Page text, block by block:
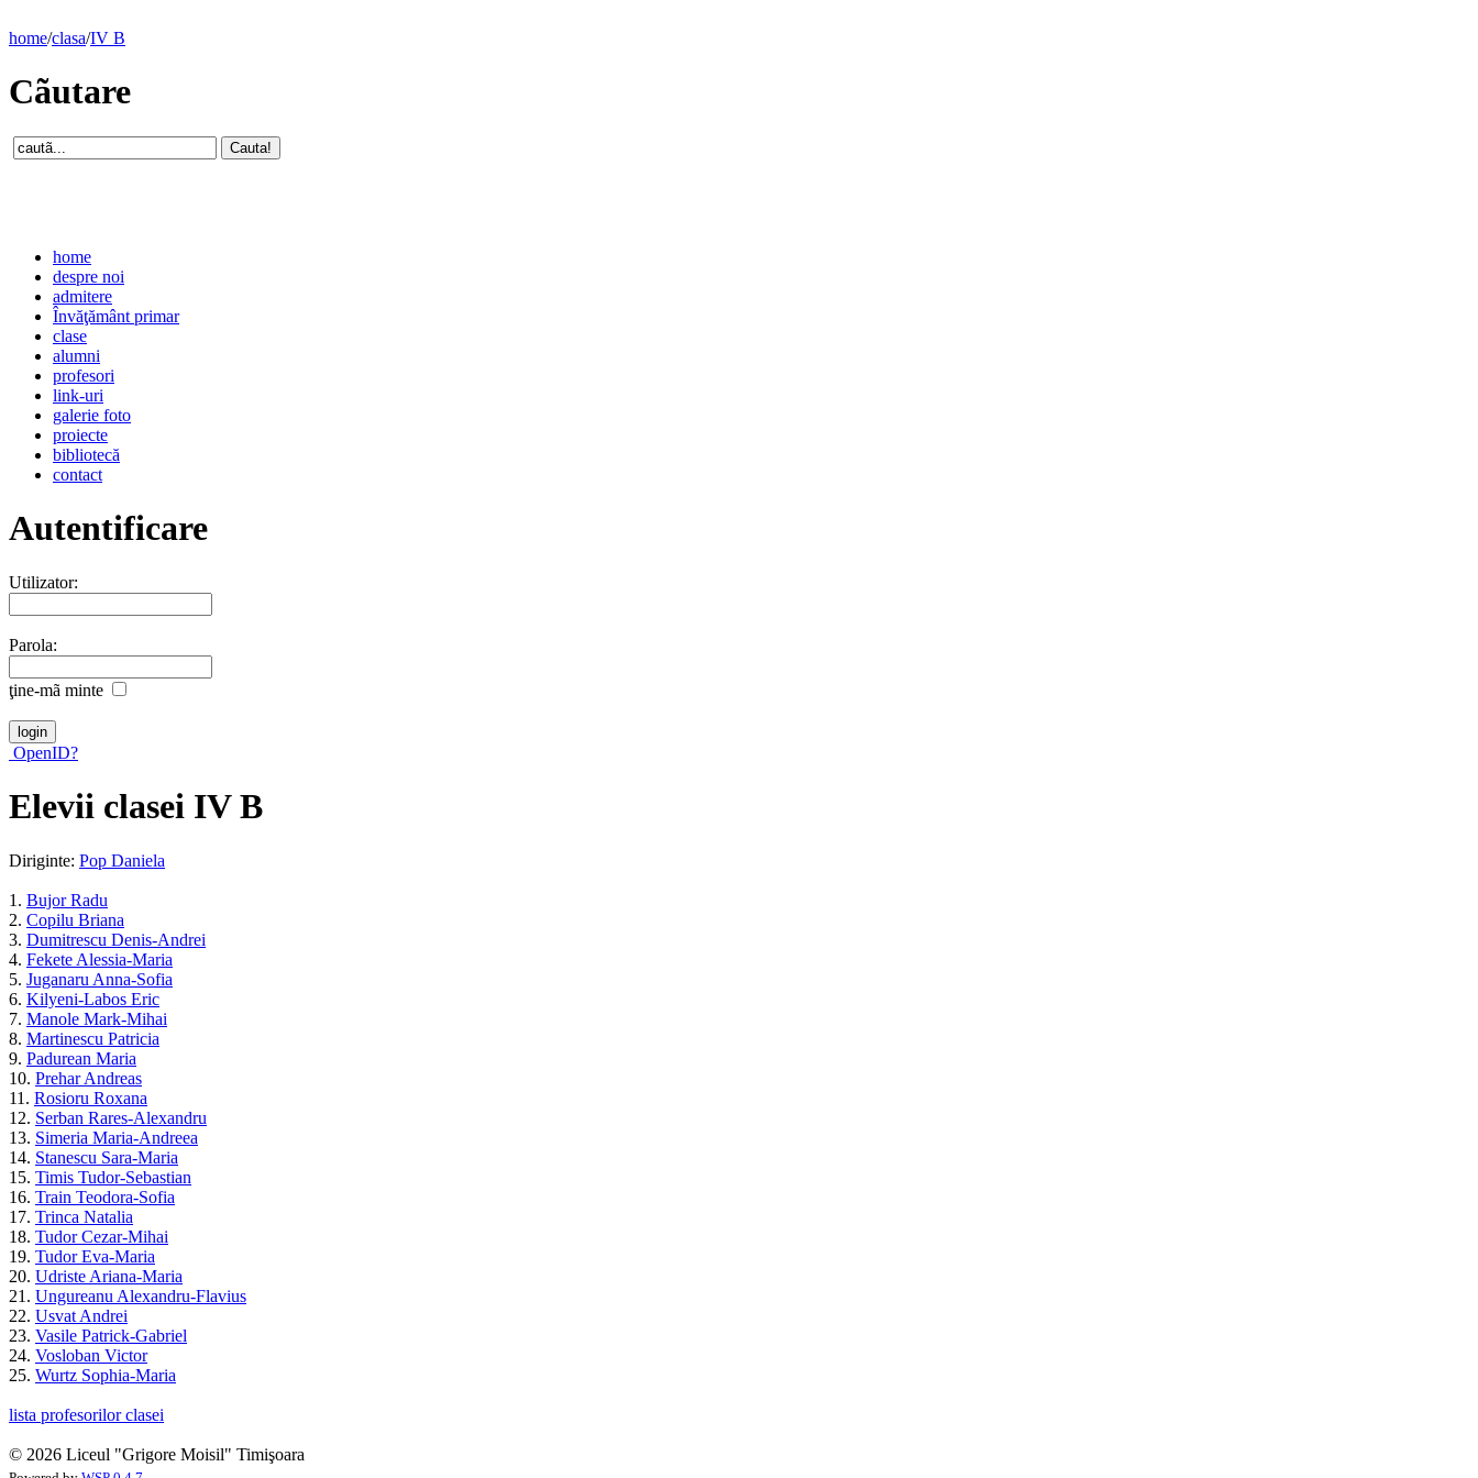
home/clasa/IV B
Cãutare
home
despre noi
admitere
Învăţământ primar
clase
alumni
profesori
link-uri
galerie foto
proiecte
bibliotecă
contact
Autentificare
Utilizator:
Parola:
ţine-mã minte
OpenID?
Elevii clasei IV B
Diriginte: Pop Daniela
1. Bujor Radu
2. Copilu Briana
3. Dumitrescu Denis-Andrei
4. Fekete Alessia-Maria
5. Juganaru Anna-Sofia
6. Kilyeni-Labos Eric
7. Manole Mark-Mihai
8. Martinescu Patricia
9. Padurean Maria
10. Prehar Andreas
11. Rosioru Roxana
12. Serban Rares-Alexandru
13. Simeria Maria-Andreea
14. Stanescu Sara-Maria
15. Timis Tudor-Sebastian
16. Train Teodora-Sofia
17. Trinca Natalia
18. Tudor Cezar-Mihai
19. Tudor Eva-Maria
20. Udriste Ariana-Maria
21. Ungureanu Alexandru-Flavius
22. Usvat Andrei
23. Vasile Patrick-Gabriel
24. Vosloban Victor
25. Wurtz Sophia-Maria
lista profesorilor clasei
© 2026 Liceul "Grigore Moisil" Timişoara